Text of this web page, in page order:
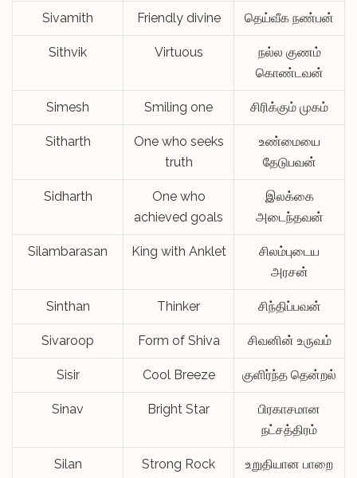
Sivamith Friendly divine தெய்வீக நண்பன்
Sithvik Virtuous
நல்ல குணம்
கொண்டவன்
Simesh Smiling one சிரிக்கும் முகம்
Sitharth
One who seeks
truth
உண்மையை
தேடுபவன்
Sidharth
One who
achieved goals
இலக்கை
அடைந்தவன்
Silambarasan King with Anklet
சிலம்புடைய
அரசன்
Sinthan Thinker சிந்திப்பவன்
Sivaroop Form of Shiva சிவனின் உருவம்
Sisir Cool Breeze குளிர்ந்த தென்றல்
Sinav Bright Star
பிரகாசமான
நட்சத்திரம்
Silan Strong Rock உறுதியான பாறை